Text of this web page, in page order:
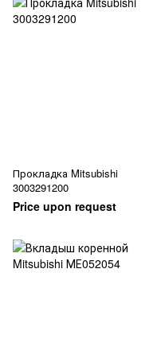
Прокладка Mitsubishi
3003291200
Price upon request